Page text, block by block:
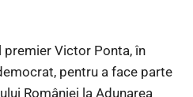
premier Victor Ponta, în
pentru a face parte
României la Adunarea